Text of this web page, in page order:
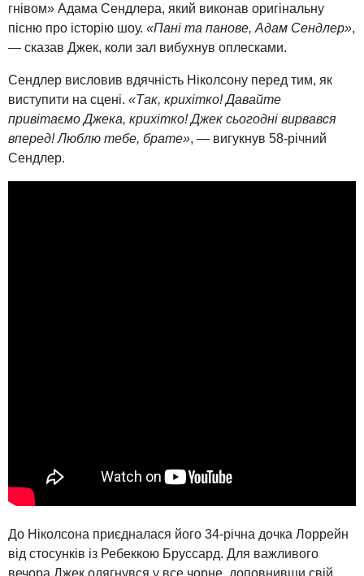
гнівом» Адама Сендлера, який виконав оригінальну
пісню про історію шоу. «Пані та панове, Адам Сендлер»,
— сказав Джек, коли зал вибухнув оплесками.
Сендлер висловив вдячність Ніколсону перед тим, як
виступити на сцені. «Так, крихітко! Давайте
привітаємо Джека, крихітко! Джек сьогодні вирвався
вперед! Люблю тебе, брате», — вигукнув 58-річний
Сендлер.
До Ніколсона приєдналася його 34-річна дочка Лоррейн
від стосунків із Ребеккою Бруссард. Для важливого